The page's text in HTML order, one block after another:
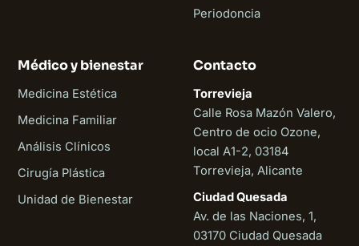
Periodoncia
Médico y bienestar
Medicina Estética
Medicina Familiar
Análisis Clínicos
Cirugía Plástica
Unidad de Bienestar
Contacto
Torrevieja
Calle Rosa Mazón Valero,
Centro de ocio Ozone,
local A1-2, 03184
Torrevieja, Alicante
Ciudad Quesada
Av. de las Naciones, 1,
03170 Ciudad Quesada